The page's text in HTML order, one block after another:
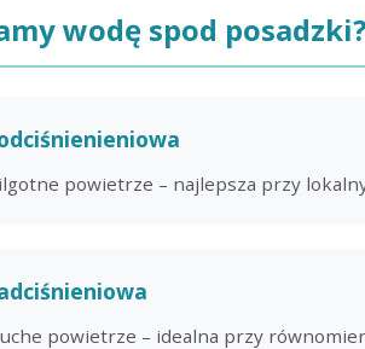
wodę spod
powietrze – najlepsza przy
powietrze – idealna przy